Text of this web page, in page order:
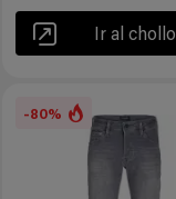
Ir al chollo
-80%